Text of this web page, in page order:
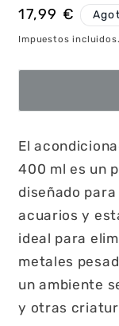
ventana
modal
Precio
habitual
17,99 €
Impuestos
El
400 ml es un
diseñado
acuarios y
ideal para
metales
un ambiente
y otras